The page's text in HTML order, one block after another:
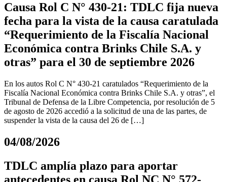
Causa Rol C N° 430-21: TDLC fija nueva
fecha para la vista de la causa caratulada
“Requerimiento de la Fiscalía Nacional
Económica contra Brinks Chile S.A. y
otras” para el 30 de septiembre 2026
En los autos Rol C N° 430-21 caratulados “Requerimiento de la
Fiscalía Nacional Económica contra Brinks Chile S.A. y otras”, el
Tribunal de Defensa de la Libre Competencia, por resolución de 5
de agosto de 2026 accedió a la solicitud de una de las partes, de
suspender la vista de la causa del 26 de […]
04/08/2026
TDLC amplía plazo para aportar